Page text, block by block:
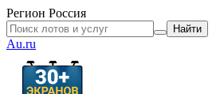
Регион Россия
Найти
Au.ru